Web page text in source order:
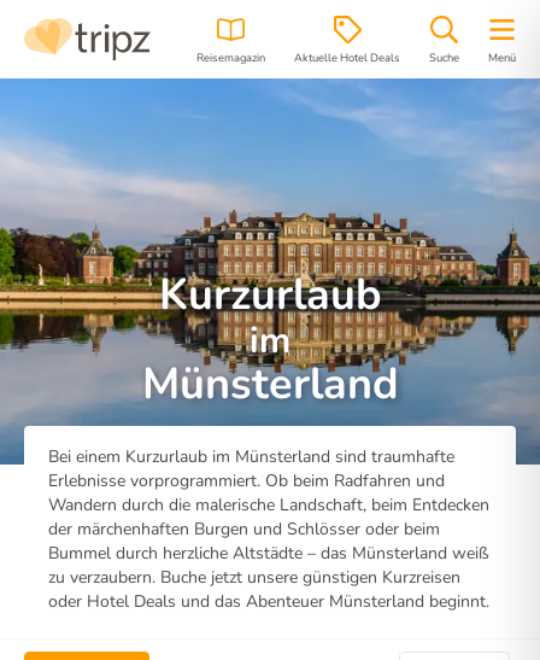
Reisemagazin Aktuelle Hotel Deals Suche Menü
Kurzurlaub
im
Münsterland
Bei einem Kurzurlaub im Münsterland sind traumhafte
Erlebnisse vorprogrammiert. Ob beim Radfahren und
Wandern durch die malerische Landschaft, beim Entdecken
der märchenhaften Burgen und Schlösser oder beim
Bummel durch herzliche Altstädte – das Münsterland weiß
zu verzaubern. Buche jetzt unsere günstigen Kurzreisen
oder Hotel Deals und das Abenteuer Münsterland beginnt.